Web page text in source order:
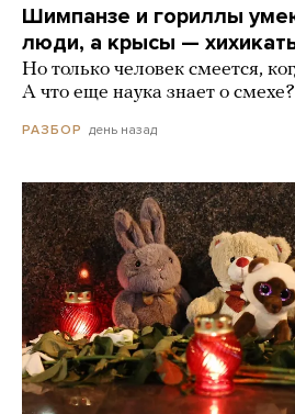
Шимпанзе и гориллы
люди, а крысы —
Но только человек смеется,
А что еще наука знает о смехе?
РАЗБОР день назад